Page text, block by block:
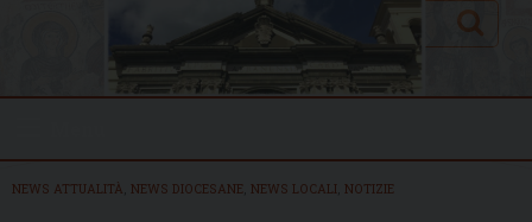
Search
NEWS ATTUALITÀ NEWS DIOCESANE NEWS LOCALI NOTIZIE